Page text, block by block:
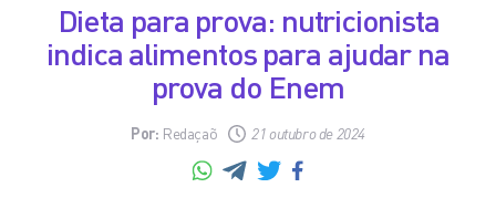
Dieta para prova: nutricionista
indica alimentos para ajudar na
prova do Enem
Por: Redaçaõ 21 outubro de 2024